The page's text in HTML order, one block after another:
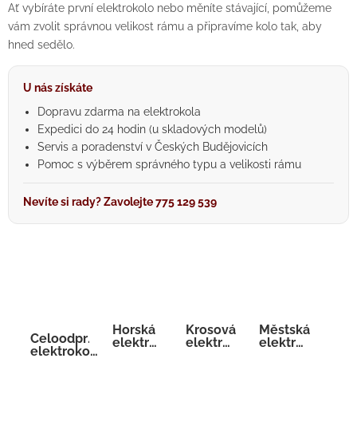
Ať vybíráte první elektrokolo nebo měníte stávající, pomůžeme
vám zvolit správnou velikost rámu a připravíme kolo tak, aby
hned sedělo.
U nás získáte
Dopravu zdarma na elektrokola
Expedici do 24 hodin (u skladových modelů)
Servis a poradenství v Českých Budějovicích
Pomoc s výběrem správného typu a velikosti rámu
Nevíte si rady? Zavolejte 775 129 539
Celoodpružená
elektrokola
Horská
elektrokola
Krosová
elektrokola
Městská
elektrokola